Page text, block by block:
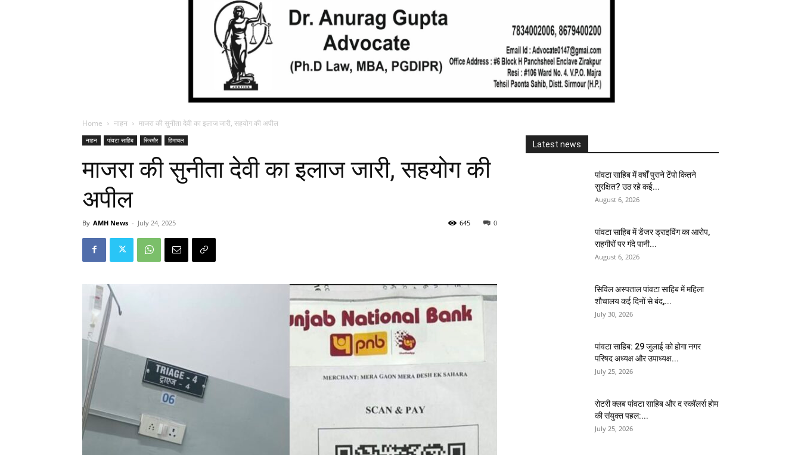
Home नाहन माजरा की सुनीता देवी का इलाज जारी, सहयोग की अपील
नाहन पांवटा साहिब सिरमौर हिमाचल
माजरा की सुनीता देवी का इलाज जारी, सहयोग की
अपील
By AMH News - July 24, 2025 0
645
Latest news
पांवटा साहिब में वर्षों पुराने टेंपो कितने
सुरक्षित? उठ रहे कई...
August 6, 2026
पांवटा साहिब में डेंजर ड्राइविंग का आरोप,
राहगीरों पर गंदे पानी...
August 6, 2026
सिविल अस्पताल पांवटा साहिब में महिला
शौचालय कई दिनों से बंद,...
July 30, 2026
पांवटा साहिब: 29 जुलाई को होगा नगर
परिषद अध्यक्ष और उपाध्यक्ष...
July 25, 2026
​रोटरी क्लब पांवटा साहिब और द स्कॉलर्स होम
की संयुक्त पहल:...
July 25, 2026